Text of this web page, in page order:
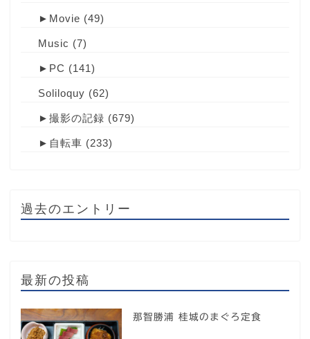
► Movie (49)
Music (7)
► PC (141)
Soliloquy (62)
► 撮影の記録 (679)
► 自転車 (233)
過去のエントリー
最新の投稿
那智勝浦 桂城のまぐろ定食